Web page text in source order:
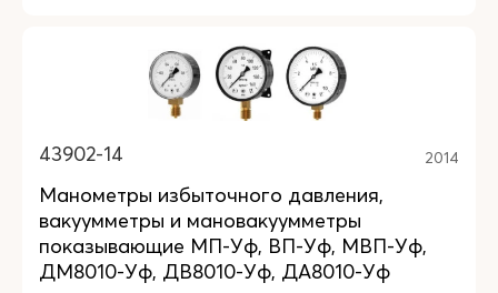
43902-14 2014
Манометры избыточного давления,
вакуумметры и мановакуумметры
показывающие МП-Уф, ВП-Уф, МВП-Уф,
ДМ8010-Уф, ДВ8010-Уф, ДА8010-Уф